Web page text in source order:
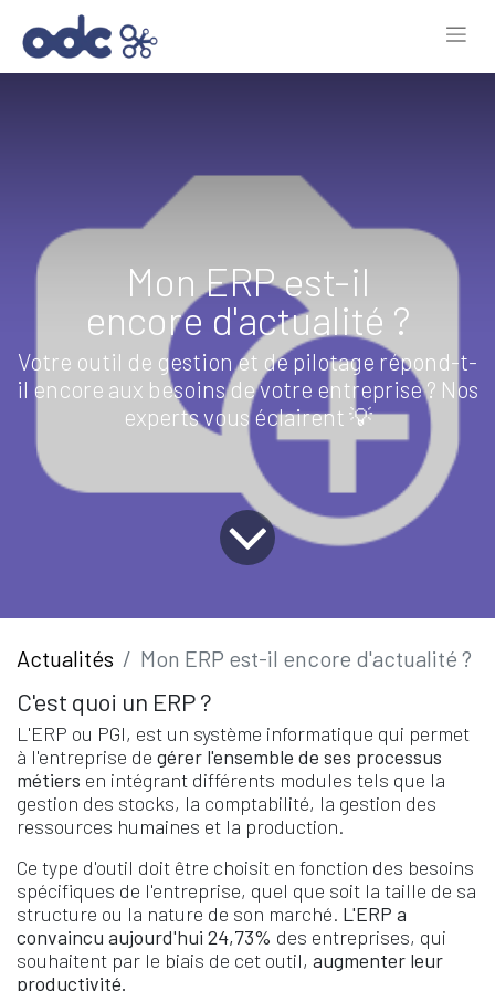
Mon ERP est-il
encore d'actualité ?
Votre outil de gestion et de pilotage répond-t-
il encore aux besoins de votre entreprise ? Nos
experts vous éclairent 💡
Actualités Mon ERP est-il encore d'actualité ?
C'est quoi un ERP ?
L'ERP ou PGI, est un système informatique qui permet
à l'entreprise de gérer l'ensemble de ses processus
métiers en intégrant différents modules tels que la
gestion des stocks, la comptabilité, la gestion des
ressources humaines et la production.
Ce type d'outil doit être choisit en fonction des besoins
spécifiques de l'entreprise, quel que soit la taille de sa
structure ou la nature de son marché. L'ERP a
convaincu aujourd'hui 24,73% des entreprises, qui
souhaitent par le biais de cet outil, augmenter leur
productivité.